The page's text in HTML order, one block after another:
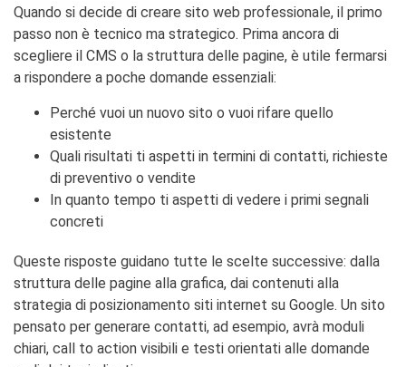
Quando si decide di creare sito web professionale, il primo
passo non è tecnico ma strategico. Prima ancora di
scegliere il CMS o la struttura delle pagine, è utile fermarsi
a rispondere a poche domande essenziali:
Perché vuoi un nuovo sito o vuoi rifare quello
esistente
Quali risultati ti aspetti in termini di contatti, richieste
di preventivo o vendite
In quanto tempo ti aspetti di vedere i primi segnali
concreti
Queste risposte guidano tutte le scelte successive: dalla
struttura delle pagine alla grafica, dai contenuti alla
strategia di posizionamento siti internet su Google. Un sito
pensato per generare contatti, ad esempio, avrà moduli
chiari, call to action visibili e testi orientati alle domande